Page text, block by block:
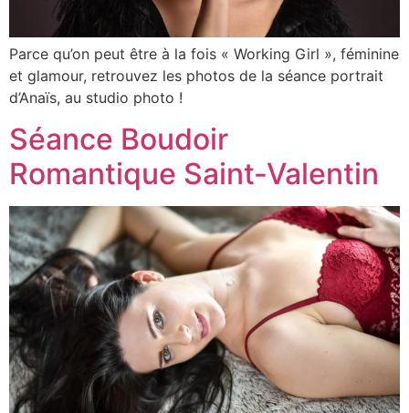
Parce qu’on peut être à la fois « Working Girl », féminine
et glamour, retrouvez les photos de la séance portrait
d’Anaïs, au studio photo !
Séance Boudoir
Romantique Saint-Valentin